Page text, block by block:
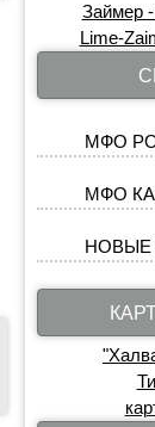
Займер
Lime-
МФО
МФО